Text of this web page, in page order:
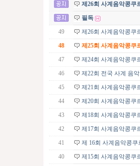
제26회 사계음악콩쿠
필독
49
제26회 사계음악콩쿠
48
제25회 사계음악콩쿠
47
제24회 사계음악콩쿠
46
제22회 전국 사계 음
45
제21회 사계음악콩쿠
44
제20회 사계음악콩쿠
43
제18회 사계음악콩쿠
42
제17회 사계음악콩쿠
41
제 16회 사계음악콩쿠
40
제15회 사계음악콩쿠